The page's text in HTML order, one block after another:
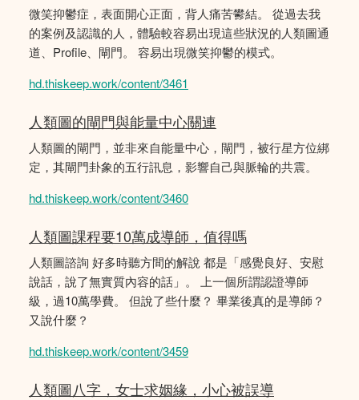
微笑抑鬱症，表面開心正面，背人痛苦鬰結。 從過去我
的案例及認識的人，體驗較容易出現這些狀況的人類圖通
道、Profile、閘門。 容易出現微笑抑鬱的模式。
hd.thiskeep.work/content/3461
人類圖的閘門與能量中心關連
人類圖的閘門，並非來自能量中心，閘門，被行星方位綁
定，其閘門卦象的五行訊息，影響自己與脈輪的共震。
hd.thiskeep.work/content/3460
人類圖課程要10萬成導師，值得嗎
人類圖諮詢 好多時聽方間的解說 都是「感覺良好、安慰
說話，說了無實質內容的話」。 上一個所謂認證導師
級，過10萬學費。 但說了些什麼？ 畢業後真的是導師？
又說什麼？
hd.thiskeep.work/content/3459
人類圖八字，女士求姻緣，小心被誤導